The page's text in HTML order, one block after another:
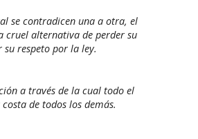
se contradicen una a otra, el
cruel alternativa de perder su
respeto por la ley.
a través de la cual todo el
de todos los demás.